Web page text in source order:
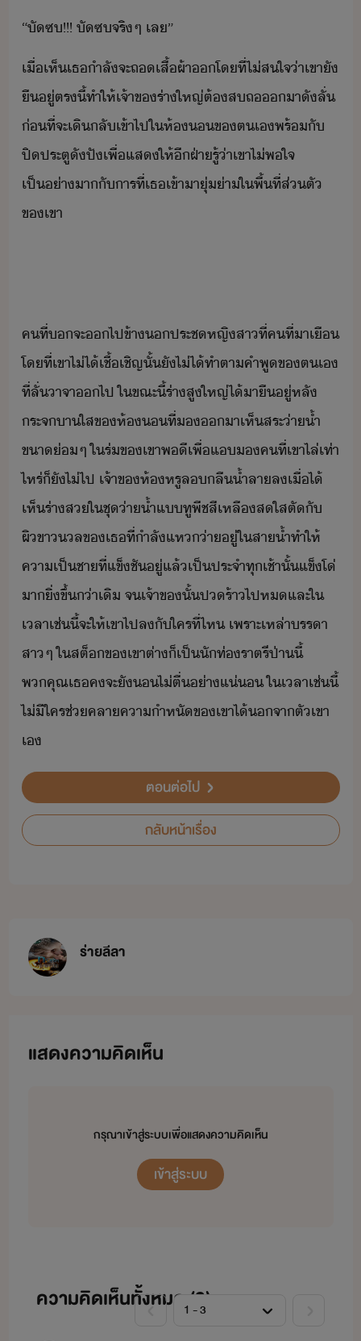
“​ัซ​!​!​!​ ​ัซ​จริๆ​ ​เล​”
เื่​เห็​เธ​ำลัจะ​ถเสื้ผ้า​​โที่​ไ่ส​ใจ​่า​เขา​ั​
ื​ู่​ตรี้​ทำให้​เจ้าข​ร่า​ใหญ่​ต้​สถ​​​าั​ลั่​
่ที่จะ​เิ​ลั​เข้าไป​ใ​ห้​ข​ตเ​พร้ั​
ปิประตู​ั​ปั​เพื่​แส​ให้​ี​ฝ่า​รู้​่า​เขา​ไ่พใจ​
เป็่าา​ั​าร​ที่​เธ​เข้าา​ุ่่า​ใ​พื้ที่​ส่ตั​
ข​เขา
คที​่​​จะ​​ไป​ข้า​ประช​หญิสา​ที่​คที​่​า​เื​
โที่​เขา​ไ่ไ้​เชื้เชิญ​ั้​ั​ไ่ไ้​ทำตา​คำพู​ข​ตเ​
ที่​ลั่าจา​​ไป​ ​ใขณะี้​ร่า​สูใหญ่​ไ้า​ื​ู่​หลั​
ระจ​า​ใส​ข​ห้​ที่​​า​เห็​สระ่า้ำ​
ขา่​ๆ​ ​ใ​ร่​ข​เขา​พี​เพื่​แ​คที​่​เขา​ไล่​เท่า
ไหร่​็​ั​ไ่​ไป​ ​เจ้าข​ห้​หรู​ล​ลื้ำลา​ล​เื่​ไ้​
เห็​ร่า​ส​ใ​ชุ่า้ำ​แ​ทู​พีช​สีเหลื​สใส​ตั​ั​
ผิขา​ล​ข​เธ​ที่​ำลั​แห่า​ู่​ใ​สา้ำ​ทำให้​
คาเป็ชา​ที่​แข็​ชั​ู่​แล้​เป็ประจำ​ทุ​เช้า​ั้​แข็​โ่​
าิ่ขึ้​่า​เิ​ ​จ​เจ้าข​ั้​ปร้า​ไป​ห​และ​ใ​
เลา​เช่ี้​จะ​ให้​เขา​ไป​ล​ั​ใคร​ที่ไห​ ​เพราะ​เหล่า​รรา​
สา​ๆ​ ​ใ​สต็​ข​เขา​ต่า​็​เป็​ั​ท่​ราตรี​ป่าี้​
พคุณ​เธ​คจะ​ั​​ไ่​ตื่​่าแ่​ ​ใ​เลา​เช่ี้​
ไ่ีใคร​ช่​คลา​คา​ำหั​ข​เขา​ไ้​จา​ตั​เขา​
เ
ตอนต่อไป
กลับหน้าเรื่อง
ร่ายลีลา
แสดงความคิดเห็น
กรุณาเข้าสู่ระบบเพื่อแสดงความคิดเห็น
เข้าสู่ระบบ
ความคิดเห็นทั้งหมด (3)